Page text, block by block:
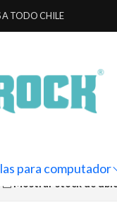
para computador
A TODO CHILE
Original Notebook
15
Mostrar stock de